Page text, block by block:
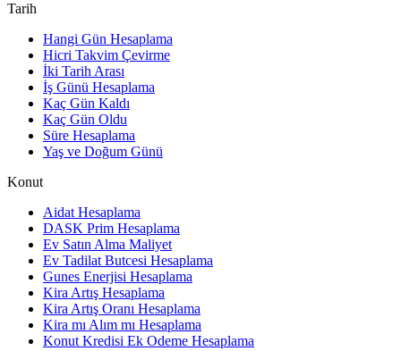
Tarih
Hangi Gün Hesaplama
Hicri Takvim Çevirme
İki Tarih Arası
İş Günü Hesaplama
Kaç Gün Kaldı
Kaç Gün Oldu
Süre Hesaplama
Yaş ve Doğum Günü
Konut
Aidat Hesaplama
DASK Prim Hesaplama
Ev Satın Alma Maliyet
Ev Tadilat Butcesi Hesaplama
Gunes Enerjisi Hesaplama
Kira Artış Hesaplama
Kira Artış Oranı Hesaplama
Kira mı Alım mı Hesaplama
Konut Kredisi Ek Odeme Hesaplama